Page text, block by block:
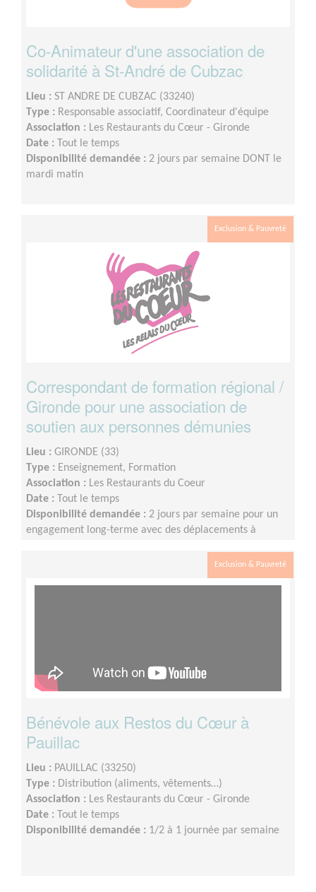
Co-Animateur d'une association de
solidarité à St-André de Cubzac
Lieu : ST ANDRE DE CUBZAC (33240)
Type : Responsable associatif, Coordinateur d'équipe
Association : Les Restaurants du Cœur - Gironde
Date : Tout le temps
Disponibilité demandée : 2 jours par semaine DONT le
mardi matin
Exclusion & Pauvreté
Correspondant de formation régional /
Gironde pour une association de
soutien aux personnes démunies
Lieu : GIRONDE (33)
Type : Enseignement, Formation
Association : Les Restaurants du Coeur
Date : Tout le temps
Disponibilité demandée : 2 jours par semaine pour un
engagement long-terme avec des déplacements à
Exclusion & Pauvreté
Bénévole aux Restos du Cœur à
Pauillac
Lieu : PAUILLAC (33250)
Type : Distribution (aliments, vêtements…)
Association : Les Restaurants du Cœur - Gironde
Date : Tout le temps
Disponibilité demandée : 1/2 à 1 journée par semaine